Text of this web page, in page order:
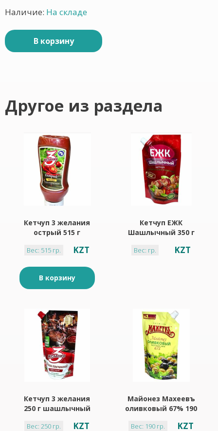
Наличие: На складе
В корзину
Другое из раздела
Кетчуп 3 желания
острый 515 г
Вес: 515 гр. KZT
В корзину
Кетчуп ЕЖК
Шашлычный 350 г
Вес: гр. KZT
Кетчуп 3 желания
250 г шашлычный
Вес: 250 гр. KZT
Майонез Махеевъ
оливковый 67% 190
Вес: 190 гр. KZT